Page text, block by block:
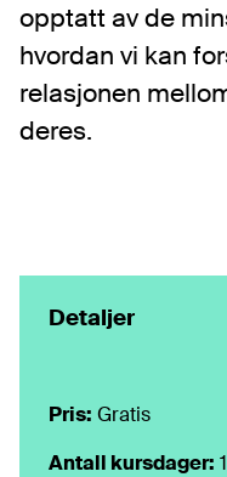
opptatt av de
hvordan vi kan
relasjonen
deres.
Detaljer
Pris: Gratis
Antall kursdager: 1